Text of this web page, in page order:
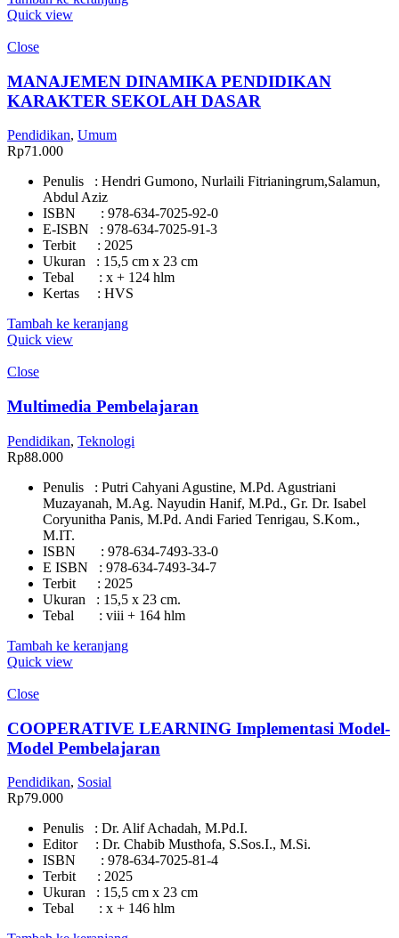
Quick view
Close
MANAJEMEN DINAMIKA PENDIDIKAN
KARAKTER SEKOLAH DASAR
Pendidikan, Umum
Rp71.000
Penulis : Hendri Gumono, Nurlaili Fitrianingrum,Salamun,
Abdul Aziz
ISBN : 978-634-7025-92-0
E-ISBN : 978-634-7025-91-3
Terbit : 2025
Ukuran : 15,5 cm x 23 cm
Tebal : x + 124 hlm
Kertas : HVS
Tambah ke keranjang
Quick view
Close
Multimedia Pembelajaran
Pendidikan, Teknologi
Rp88.000
Penulis : Putri Cahyani Agustine, M.Pd. Agustriani
Muzayanah, M.Ag. Nayudin Hanif, M.Pd., Gr. Dr. Isabel
Coryunitha Panis, M.Pd. Andi Faried Tenrigau, S.Kom.,
M.IT.
ISBN : 978-634-7493-33-0
E ISBN : 978-634-7493-34-7
Terbit : 2025
Ukuran : 15,5 x 23 cm.
Tebal : viii + 164 hlm
Tambah ke keranjang
Quick view
Close
COOPERATIVE LEARNING Implementasi Model-
Model Pembelajaran
Pendidikan, Sosial
Rp79.000
Penulis : Dr. Alif Achadah, M.Pd.I.
Editor : Dr. Chabib Musthofa, S.Sos.I., M.Si.
ISBN : 978-634-7025-81-4
Terbit : 2025
Ukuran : 15,5 cm x 23 cm
Tebal : x + 146 hlm